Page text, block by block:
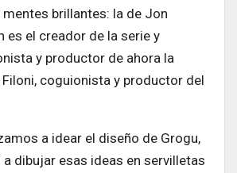
brillantes: la de Jon
es el creador de la serie y
y productor de ahora la
Filoni, coguionista y productor del
a idear el diseño de Grogu,
dibujar esas ideas en servilletas